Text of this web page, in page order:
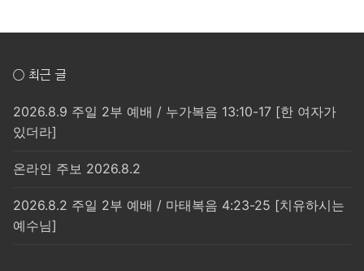
○ 최근 글
2026.8.9 주일 2부 예배 / 누가복음 13:10-17 [한 여자가
있더라]
온라인 주보 2026.8.2
2026.8.2 주일 2부 예배 / 마태복음 4:23-25 [치유하시는
예수님]